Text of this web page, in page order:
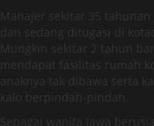
Manajer sekitar 35
dan sedang ditugasi di
Mungkin sekitar 2 tahun
mendapat fasilitas rumah
anaknya tak dibawa serta
kalo berpindah-pindah.
Sebagai wanita Jawa